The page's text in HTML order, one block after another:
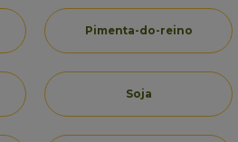
Pimenta-do-reino
Soja